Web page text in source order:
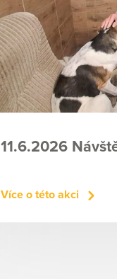
11.6.2026
Více o této akci